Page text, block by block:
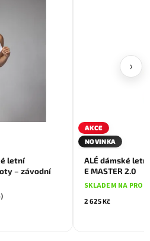
letní
– závodní
AKCE
NOVINKA
ALÉ dámské
E MASTER 2.0
SKLADEM NA
2 625 Kč
›